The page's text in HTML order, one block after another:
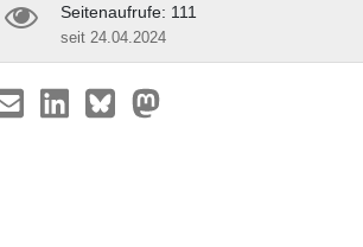
Seitenaufrufe: 111
seit 24.04.2024